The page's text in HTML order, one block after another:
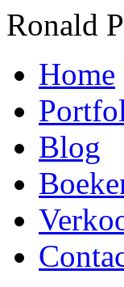
Ronald
Home
Blog